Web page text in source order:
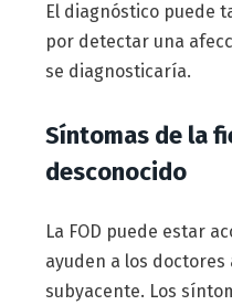
El diagnóstico puede
por detectar una
se diagnosticaría.
Síntomas de la
desconocido
La FOD puede estar
ayuden a los
subyacente. Los